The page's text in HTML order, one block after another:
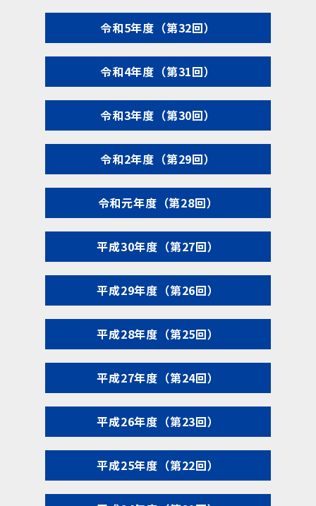
令和5年度（第32回）
令和4年度（第31回）
令和3年度（第30回）
令和2年度（第29回）
令和元年度（第28回）
平成30年度（第27回）
平成29年度（第26回）
平成28年度（第25回）
平成27年度（第24回）
平成26年度（第23回）
平成25年度（第22回）